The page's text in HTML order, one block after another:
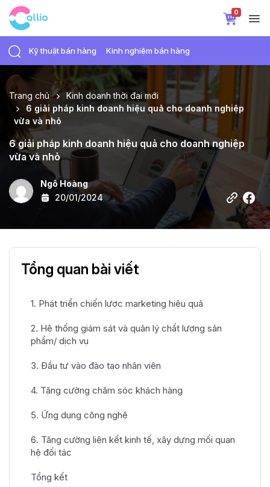
0
Kỹ thuật bán hàng Kinh nghiệm bán hàng
Trang chủ
Kinh doanh thời đại mới
6 giải pháp kinh doanh hiệu quả cho doanh nghiệp
vừa và nhỏ
6 giải pháp kinh doanh hiệu quả cho doanh nghiệp
vừa và nhỏ
Ngô Hoàng
20/01/2024
Tổng quan bài viết
1. Phát triển chiến lược marketing hiệu quả
2. Hệ thống giám sát và quản lý chất lượng sản
phẩm/ dịch vụ
3. Đầu tư vào đào tạo nhân viên
4. Tăng cường chăm sóc khách hàng
5. Ứng dụng công nghệ
6. Tăng cường liên kết kinh tế, xây dựng mối quan
hệ đối tác
Tổng kết